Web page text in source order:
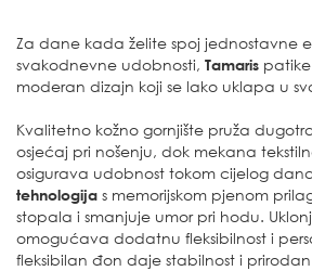
Za dane kada želite spoj jednostavne
svakodnevne udobnosti, Tamaris
moderan dizajn koji se lako uklapa u
Kvalitetno kožno gornjište pruža
osjećaj pri nošenju, dok mekana
osigurava udobnost tokom cijelog
tehnologija s memorijskom pjenom
stopala i smanjuje umor pri hodu.
omogućava dodatnu fleksibilnost i
fleksibilan đon daje stabilnost i